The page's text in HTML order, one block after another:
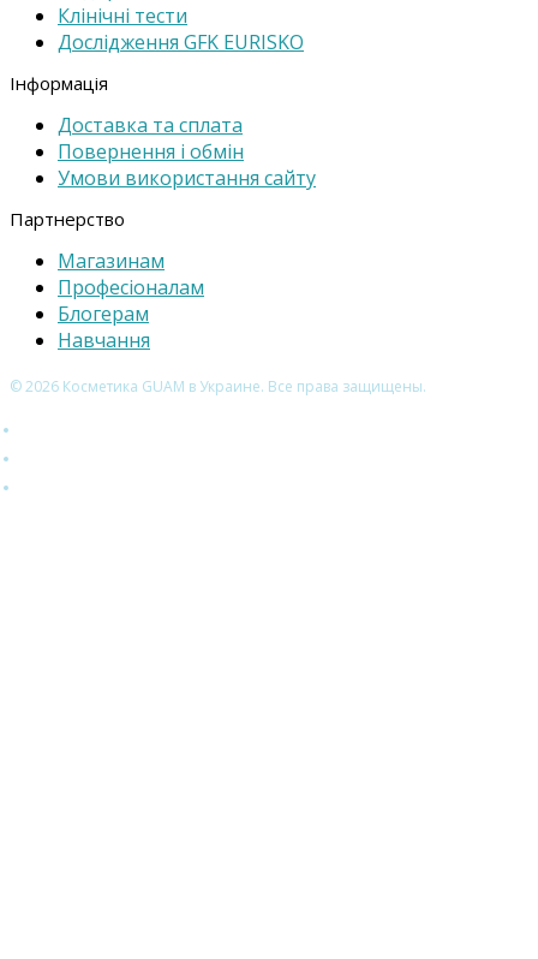
Клінічні тести
Дослідження GFK EURISKO
Інформація
Доставка та cплата
Повернення і обмін
Умови використання сайту
Партнерство
Магазинам
Професіоналам
Блогерам
Навчання
© 2026 Косметика GUAM в Украине. Все права защищены.